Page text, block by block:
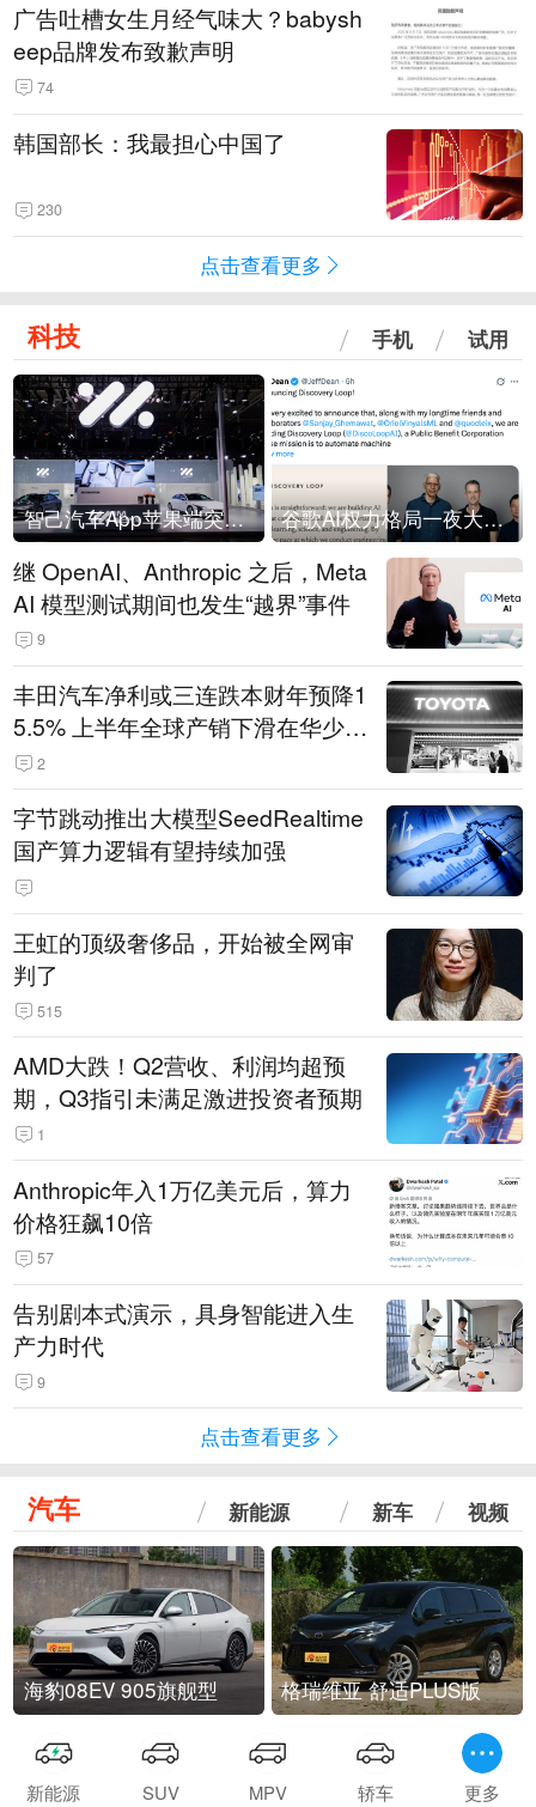
广告吐槽女生月经气味大？babysh
eep品牌发布致歉声明
74
韩国部长：我最担心中国了
230
点击查看更多
科技 手机 试用
智己汽车App苹果端突然“下架” 谷歌AI权力格局一夜大洗牌
继 OpenAI、Anthropic 之后，Meta
AI 模型测试期间也发生“越界”事件
9
丰田汽车净利或三连跌本财年预降1
5.5% 上半年全球产销下滑在华少卖
14.3万辆
2
字节跳动推出大模型SeedRealtime
国产算力逻辑有望持续加强
王虹的顶级奢侈品，开始被全网审
判了
515
AMD大跌！Q2营收、利润均超预
期，Q3指引未满足激进投资者预期
1
Anthropic年入1万亿美元后，算力
价格狂飙10倍
57
告别剧本式演示，具身智能进入生
产力时代
9
点击查看更多
汽车 新能源 新车 视频
海豹08EV 905旗舰型 格瑞维亚 舒适PLUS版
新能源 SUV MPV 轿车 更多